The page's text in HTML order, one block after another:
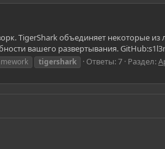
TigerShark объединяет некоторые
вашего развертывания.
tigershark Ответы: 7 Раздел: